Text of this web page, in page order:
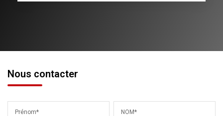
Nous contacter
Prénom* NOM*